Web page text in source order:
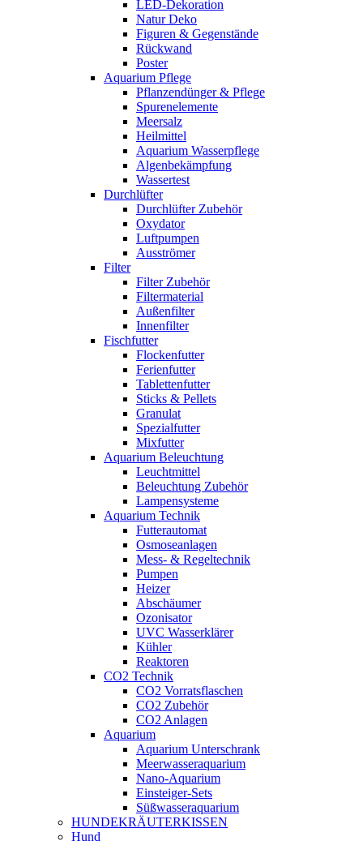
LED-Dekoration
Natur Deko
Figuren & Gegenstände
Rückwand
Poster
Aquarium Pflege
Pflanzendünger & Pflege
Spurenelemente
Meersalz
Heilmittel
Aquarium Wasserpflege
Algenbekämpfung
Wassertest
Durchlüfter
Durchlüfter Zubehör
Oxydator
Luftpumpen
Ausströmer
Filter
Filter Zubehör
Filtermaterial
Außenfilter
Innenfilter
Fischfutter
Flockenfutter
Ferienfutter
Tablettenfutter
Sticks & Pellets
Granulat
Spezialfutter
Mixfutter
Aquarium Beleuchtung
Leuchtmittel
Beleuchtung Zubehör
Lampensysteme
Aquarium Technik
Futterautomat
Osmoseanlagen
Mess- & Regeltechnik
Pumpen
Heizer
Abschäumer
Ozonisator
UVC Wasserklärer
Kühler
Reaktoren
CO2 Technik
CO2 Vorratsflaschen
CO2 Zubehör
CO2 Anlagen
Aquarium
Aquarium Unterschrank
Meerwasseraquarium
Nano-Aquarium
Einsteiger-Sets
Süßwasseraquarium
HUNDEKRÄUTERKISSEN
Hund